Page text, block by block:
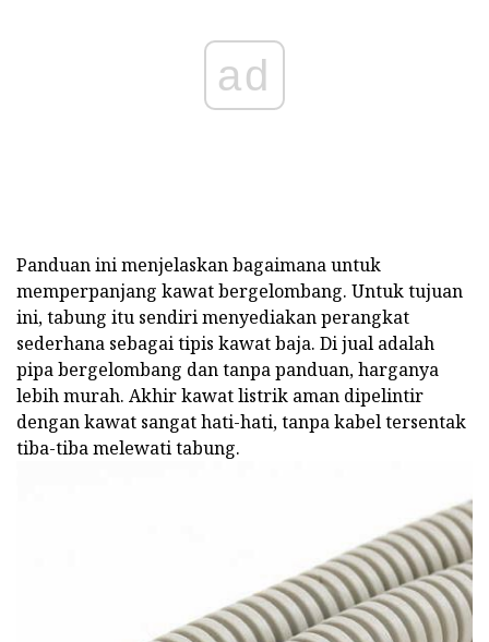
ad
Panduan ini menjelaskan bagaimana untuk
memperpanjang kawat bergelombang. Untuk tujuan
ini, tabung itu sendiri menyediakan perangkat
sederhana sebagai tipis kawat baja. Di jual adalah
pipa bergelombang dan tanpa panduan, harganya
lebih murah. Akhir kawat listrik aman dipelintir
dengan kawat sangat hati-hati, tanpa kabel tersentak
tiba-tiba melewati tabung.